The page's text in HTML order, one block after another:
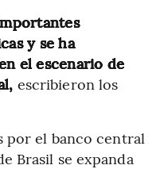
y se ha
el escenario de
escribieron los
por el banco central
Brasil se expanda